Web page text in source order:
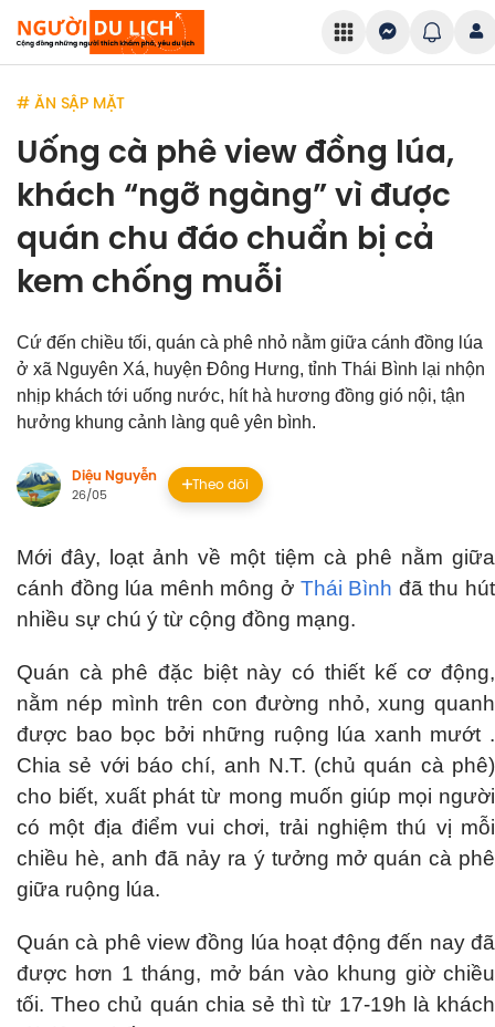
# ĂN SẬP MẶT
Uống cà phê view đồng lúa,
khách “ngỡ ngàng” vì được
quán chu đáo chuẩn bị cả
kem chống muỗi
Cứ đến chiều tối, quán cà phê nhỏ nằm giữa cánh đồng lúa
ở xã Nguyên Xá, huyện Đông Hưng, tỉnh Thái Bình lại nhộn
nhịp khách tới uống nước, hít hà hương đồng gió nội, tận
hưởng khung cảnh làng quê yên bình.
Diệu Nguyễn
26/05
Theo dõi
Mới đây, loạt ảnh về một tiệm cà phê nằm giữa
cánh đồng lúa mênh mông ở Thái Bình đã thu hút
nhiều sự chú ý từ cộng đồng mạng.
Quán cà phê đặc biệt này có thiết kế cơ động,
nằm nép mình trên con đường nhỏ, xung quanh
được bao bọc bởi những ruộng lúa xanh mướt .
Chia sẻ với báo chí, anh N.T. (chủ quán cà phê)
cho biết, xuất phát từ mong muốn giúp mọi người
có một địa điểm vui chơi, trải nghiệm thú vị mỗi
chiều hè, anh đã nảy ra ý tưởng mở quán cà phê
giữa ruộng lúa.
Quán cà phê view đồng lúa hoạt động đến nay đã
được hơn 1 tháng, mở bán vào khung giờ chiều
tối. Theo chủ quán chia sẻ thì từ 17-19h là khách